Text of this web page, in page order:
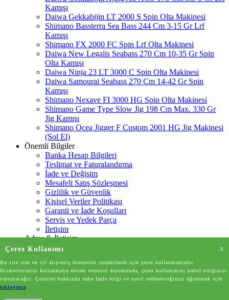
Kamışı
Daiwa Gekkabijin LT 2000 S Spin Olta Makinesi
Shimano Bassterra Sea Bass 244 Cm 3-15 Gr Lrf
Kamışı
Shimano FX 2000 FC Spin Lrf Olta Makinesi
Daiwa New Legalis Seabass 270 Cm 10-35 Gr Spin
Olta Kamışı
Daiwa Ninja 23 LT 3000 C Spin Olta Makinesi
Daiwa Samourai Seabass 270 Cm 14-42 Gr Spin
Kamışı
Shimano Nexave FI 3000 HG Spin Olta Makinesi
Shimano Game Type Slow Jig 198 Cm Max. 330 Gr
Jig Kamışı
Shimano Ocea Jigger F Custom 2001 HG Jig Makinesi
(Sol El)
Önemli Bilgiler
Banka Hesap Bilgileri
Teslimat ve Faturalandırma
İade ve Değişim
Mesafeli Satış Sözleşmesi
Gizlilik ve Güvenlik
Kişisel Veriler Politikası
Garanti ve İade Koşulları
Servis ve Yedek Parça
İletişim
Adres & İletişim
Adres
Çankaya/Ankara
Telefon Numarası 08502202635
info@sihirliolta.com
Çerez Kullanımı X
Bu site size en iyi alışveriş hizmetini sunabilmek için çerez kullanmaktadır.
Hizmetlerimizi kullanmaya devam etmeniz durumunda, çerez kullanımını kabul ettiğinizi
varsayacağız. Çerezler hakkında daha fazla bilgi ve nasıl reddedeceğinizi öğrenmek için
tıklayınız